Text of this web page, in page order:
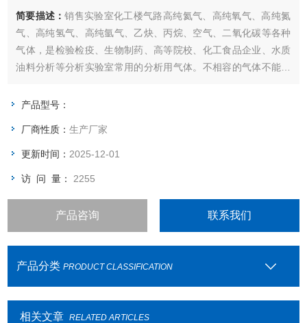
简要描述：销售实验室化工楼气路高纯氦气、高纯氧气、高纯氮
气、高纯氢气、高纯氩气、乙炔、丙烷、空气、二氧化碳等各种
气体，是检验检疫、生物制药、高等院校、化工食品企业、水质
油料分析等分析实验室常用的分析用气体。不相容的气体不能在
气体分开。
产品型号：
厂商性质：生产厂家
更新时间： 2025-12-01
访 问 量： 2255
产品咨询 联系我们
产品分类 PRODUCT CLASSIFICATION
相关文章 RELATED ARTICLES